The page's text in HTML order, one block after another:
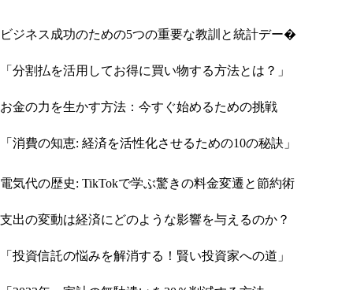
ビジネス成功のための5つの重要な教訓と統計デー�
「分割払を活用してお得に買い物する方法とは？」
お金の力を生かす方法：今すぐ始めるための挑戦
「消費の知恵: 経済を活性化させるための10の秘訣」
電気代の歴史: TikTokで学ぶ驚きの料金変遷と節約術
支出の変動は経済にどのような影響を与えるのか？
「投資信託の悩みを解消する！賢い投資家への道」